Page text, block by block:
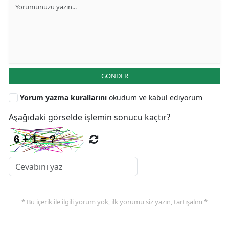
GÖNDER
Yorum yazma kurallarını okudum ve kabul ediyorum
Aşağıdaki görselde işlemin sonucu kaçtır?
* Bu içerik ile ilgili yorum yok, ilk yorumu siz yazın, tartışalım *